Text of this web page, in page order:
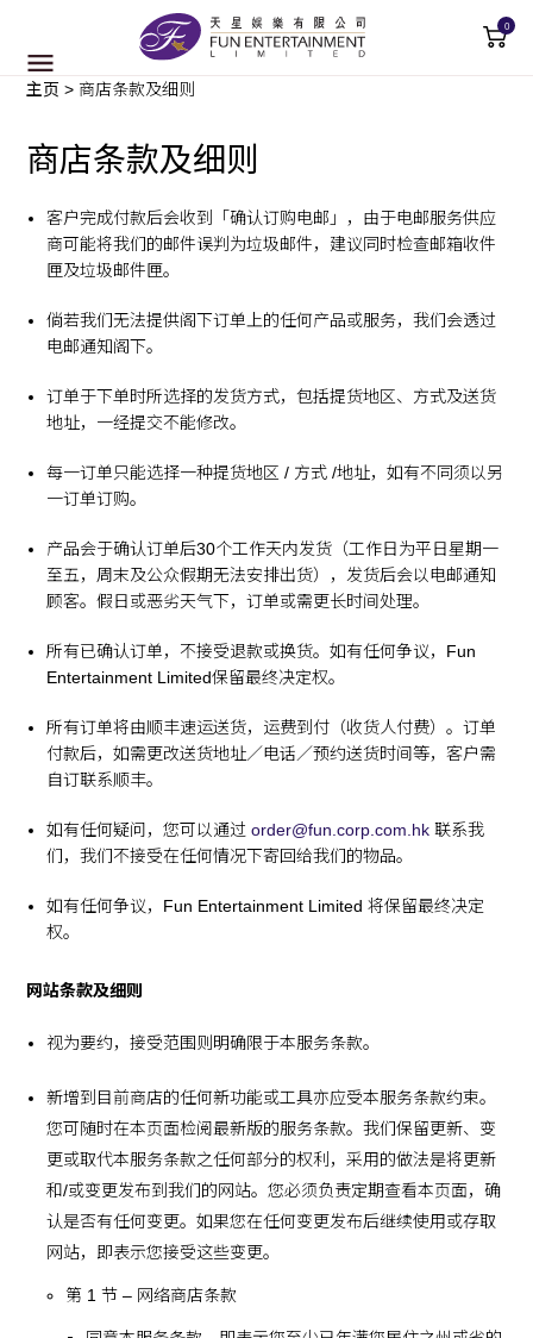
0
主页 > 商店条款及细则
商店条款及细则
客户完成付款后会收到「确认订购电邮」，由于电邮服务供应
商可能将我们的邮件误判为垃圾邮件，建议同时检查邮箱收件
匣及垃圾邮件匣。
倘若我们无法提供阁下订单上的任何产品或服务，我们会透过
电邮通知阁下。
订单于下单时所选择的发货方式，包括提货地区、方式及送货
地址，一经提交不能修改。
每一订单只能选择一种提货地区 / 方式 /地址，如有不同须以另
一订单订购。
产品会于确认订单后30个工作天内发货（工作日为平日星期一
至五，周末及公众假期无法安排出货），发货后会以电邮通知
顾客。假日或恶劣天气下，订单或需更长时间处理。
所有已确认订单，不接受退款或换货。如有任何争议，Fun
Entertainment Limited保留最终决定权。
所有订单将由顺丰速运送货，运费到付（收货人付费）。订单
付款后，如需更改送货地址／电话／预约送货时间等，客户需
自订联系顺丰。
如有任何疑问，您可以通过 order@fun.corp.com.hk联系我
们，我们不接受在任何情况下寄回给我们的物品。
如有任何争议，Fun Entertainment Limited 将保留最终决定
权。
网站条款及细则
视为要约，接受范围则明确限于本服务条款。
新增到目前商店的任何新功能或工具亦应受本服务条款约束。
您可随时在本页面检阅最新版的服务条款。我们保留更新、变
更或取代本服务条款之任何部分的权利，采用的做法是将更新
和/或变更发布到我们的网站。您必须负责定期查看本页面，确
认是否有任何变更。如果您在任何变更发布后继续使用或存取
网站，即表示您接受这些变更。
第 1 节 – 网络商店条款